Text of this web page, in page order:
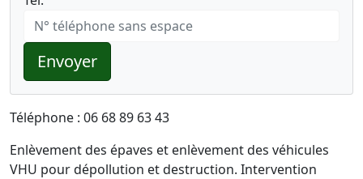
Envoyer
Téléphone : 06 68 89 63 43
Enlèvement des épaves et enlèvement des véhicules
VHU pour dépollution et destruction. Intervention